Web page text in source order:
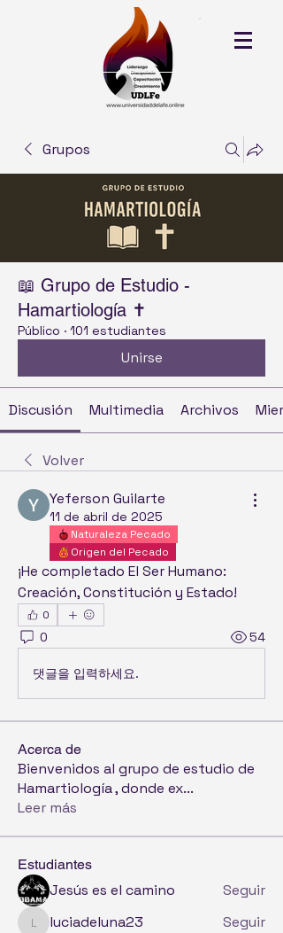
Grupos
📖 Grupo de Estudio -
Hamartiología ✝️
Público · 101 estudiantes
Unirse
Discusión Multimedia Archivos
Volver
Yeferson Guilarte
11 de abril de 2025
Naturaleza Pecado
Origen del Pecado
¡He completado El Ser Humano:
Creación, Constitución y Estado!
0
0 54
댓글을 입력하세요.
Acerca de
Bienvenidos al grupo de estudio de
Hamartiología , donde ex...
Leer más
Estudiantes
Jesús es el camino Seguir
luciadeluna23
luciadeluna23 Seguir